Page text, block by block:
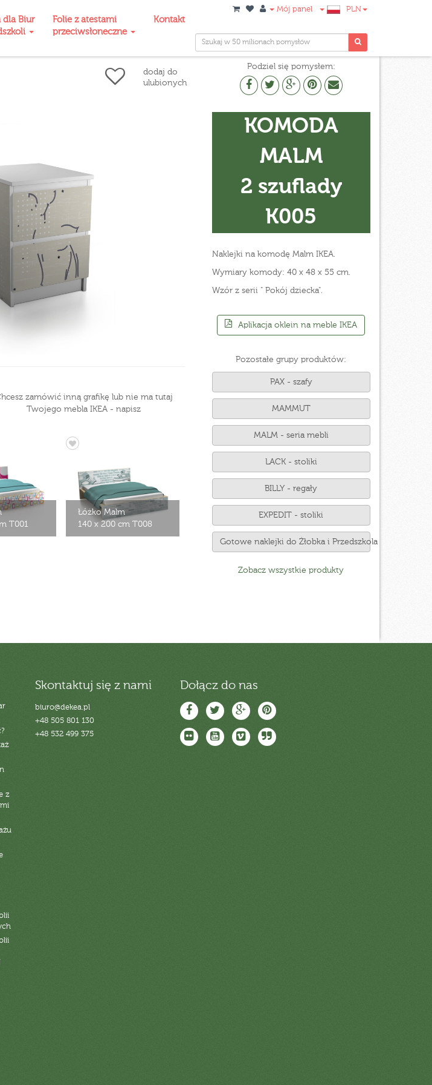
dla Biur
Folie z atestami
przeciwsłoneczne
Kontakt
Mój panel PLN
dodaj do
ulubionych
Podziel się pomysłem:
zamówić inną grafikę lub nie ma tutaj
Twojego mebla IKEA - napisz
T001
Łóżko Malm
140 x 200 cm T008
KOMODA
MALM
2 szuflady
K005
Naklejki na komodę Malm IKEA.
Wymiary komody: 40 x 48 x 55 cm.
Wzór z serii " Pokój dziecka".
Aplikacja oklein na meble IKEA
Pozostałe grupy produktów:
PAX - szafy
MAMMUT
MALM - seria mebli
LACK - stoliki
BILLY - regały
EXPEDIT - stoliki
Gotowe naklejki do Żłobka i Przedszkola
Zobacz wszystkie produkty
z
Skontaktuj się z nami
biuro@dekea.pl
+48 505 801 130
+48 532 499 375
Dołącz do nas